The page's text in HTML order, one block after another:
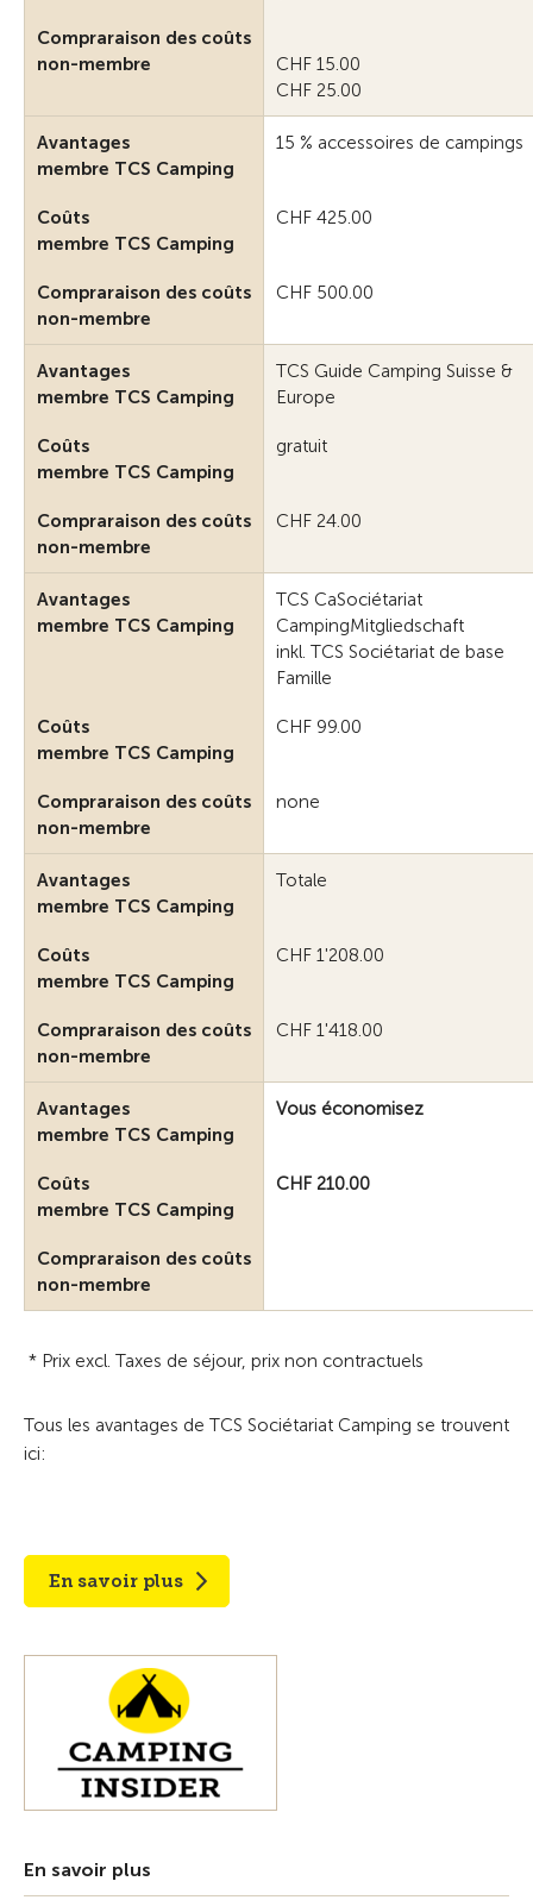
Compraraison des coûts
non-membre
CHF 15.00
CHF 25.00
Avantages
membre TCS Camping
15 % accessoires de campings
Coûts
membre TCS Camping
CHF 425.00
Compraraison des coûts
non-membre
CHF 500.00
Avantages
membre TCS Camping
TCS Guide Camping Suisse &
Europe
Coûts
membre TCS Camping
gratuit
Compraraison des coûts
non-membre
CHF 24.00
Avantages
membre TCS Camping
TCS CaSociétariat
CampingMitgliedschaft
inkl. TCS Sociétariat de base
Famille
Coûts
membre TCS Camping
CHF 99.00
Compraraison des coûts
non-membre
none
Avantages
membre TCS Camping
Totale
Coûts
membre TCS Camping
CHF 1'208.00
Compraraison des coûts
non-membre
CHF 1'418.00
Avantages
membre TCS Camping
Vous économisez
Coûts
membre TCS Camping
CHF 210.00
Compraraison des coûts
non-membre
* Prix excl. Taxes de séjour, prix non contractuels
Tous les avantages de TCS Sociétariat Camping se trouvent
ici:
En savoir plus
En savoir plus